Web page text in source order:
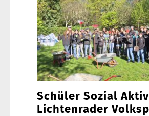
Schüler Sozial
Lichtenrader